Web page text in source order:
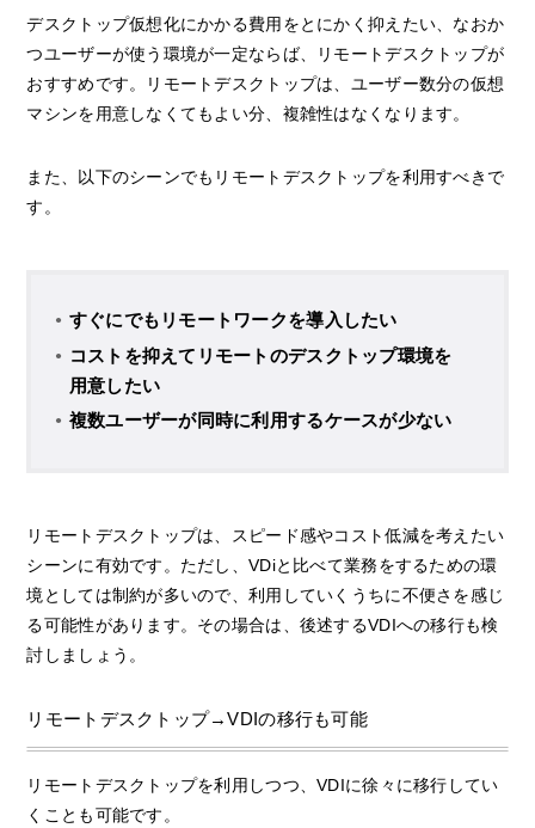
デスクトップ仮想化にかかる費用をとにかく抑えたい、なおか
つユーザーが使う環境が一定ならば、リモートデスクトップが
おすすめです。リモートデスクトップは、ユーザー数分の仮想
マシンを用意しなくてもよい分、複雑性はなくなります。
また、以下のシーンでもリモートデスクトップを利用すべきで
す。
すぐにでもリモートワークを導入したい
コストを抑えてリモートのデスクトップ環境を
用意したい
複数ユーザーが同時に利用するケースが少ない
リモートデスクトップは、スピード感やコスト低減を考えたい
シーンに有効です。ただし、VDiと比べて業務をするための環
境としては制約が多いので、利用していくうちに不便さを感じ
る可能性があります。その場合は、後述するVDIへの移行も検
討しましょう。
リモートデスクトップ→VDIの移行も可能
リモートデスクトップを利用しつつ、VDIに徐々に移行してい
くことも可能です。